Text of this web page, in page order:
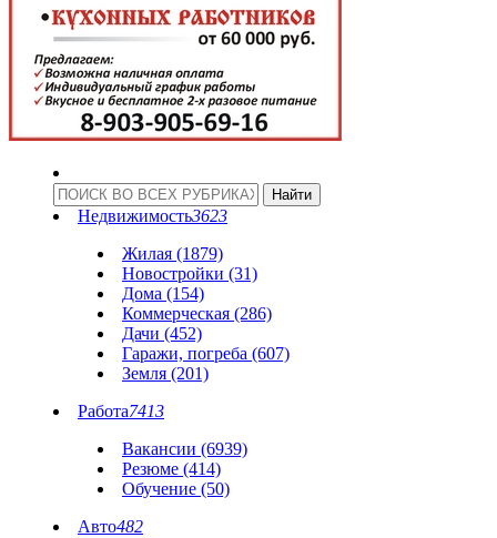
Недвижимость3623
Жилая (1879)
Новостройки (31)
Дома (154)
Коммерческая (286)
Дачи (452)
Гаражи, погреба (607)
Земля (201)
Работа7413
Вакансии (6939)
Резюме (414)
Обучение (50)
Авто482